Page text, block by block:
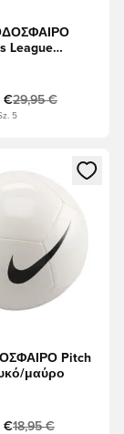
League
€29,95 €
5
εγγραφείτε ως
Modal για να
Pitch
μαύρο
€18,95 €